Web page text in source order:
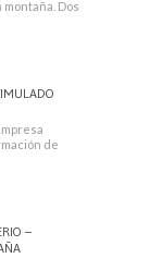
Dos
de
–